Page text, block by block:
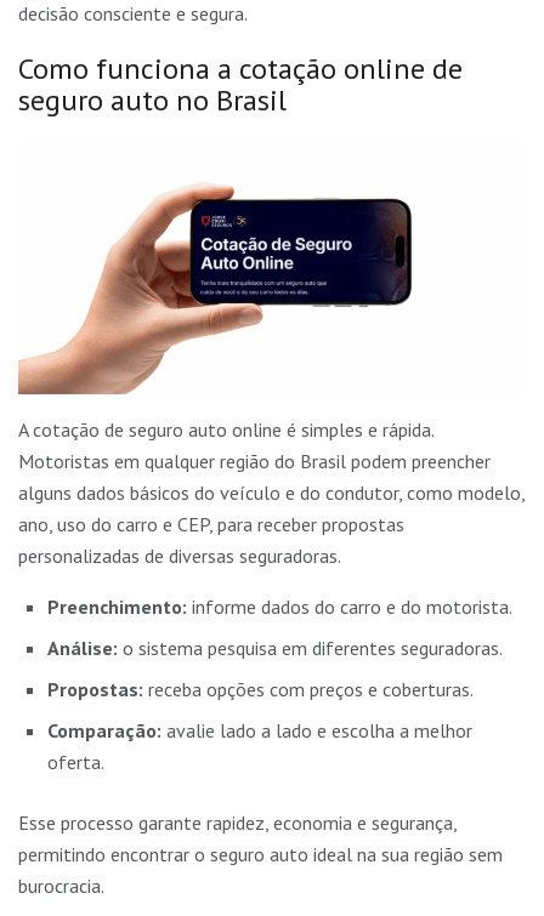
decisão consciente e segura.
Como funciona a cotação online de
seguro auto no Brasil
A cotação de seguro auto online é simples e rápida.
Motoristas em qualquer região do Brasil podem preencher
alguns dados básicos do veículo e do condutor, como modelo,
ano, uso do carro e CEP, para receber propostas
personalizadas de diversas seguradoras.
Preenchimento: informe dados do carro e do motorista.
Análise: o sistema pesquisa em diferentes seguradoras.
Propostas: receba opções com preços e coberturas.
Comparação: avalie lado a lado e escolha a melhor
oferta.
Esse processo garante rapidez, economia e segurança,
permitindo encontrar o seguro auto ideal na sua região sem
burocracia.